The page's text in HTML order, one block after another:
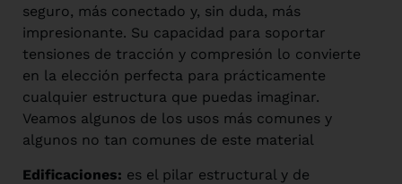
seguro, más conectado y, sin duda, más
impresionante. Su capacidad para soportar
tensiones de tracción y compresión lo convierte
en la elección perfecta para prácticamente
cualquier estructura que puedas imaginar.
Veamos algunos de los usos más comunes y
algunos no tan comunes de este material
Edificaciones: es el pilar estructural y de